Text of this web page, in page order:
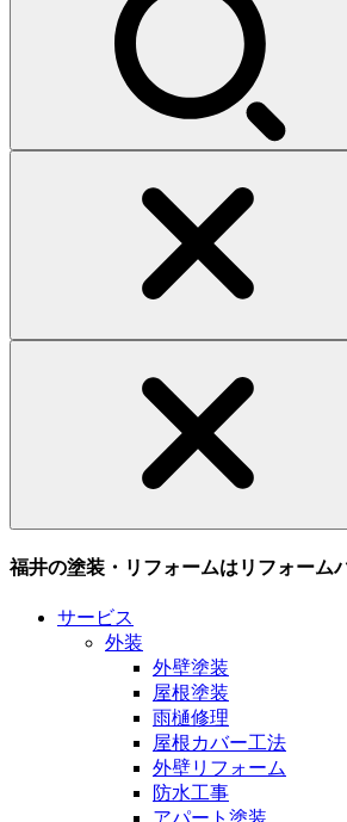
福井の塗装・リフォームはリフォーム
サービス
外装
外壁塗装
屋根塗装
雨樋修理
屋根カバー工法
外壁リフォーム
防水工事